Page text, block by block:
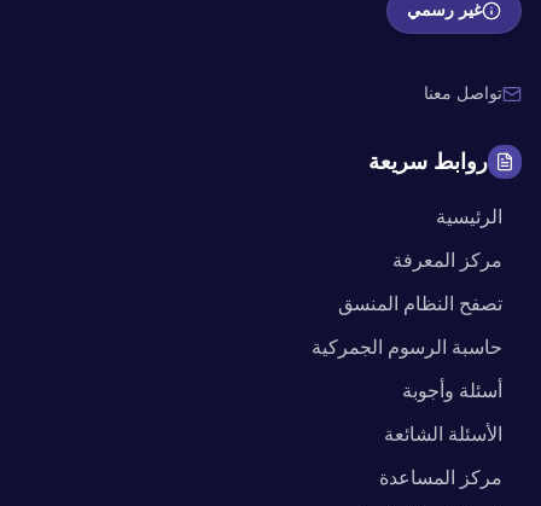
غير رسمي
تواصل معنا
روابط سريعة
الرئيسية
مركز المعرفة
تصفح النظام المنسق
حاسبة الرسوم الجمركية
أسئلة وأجوبة
الأسئلة الشائعة
مركز المساعدة